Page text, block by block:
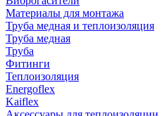
Материалы для монтажа
Труба медная и теплоизоляция
Труба медная
Труба
Фитинги
Теплоизоляция
Energoflex
Kaiflex